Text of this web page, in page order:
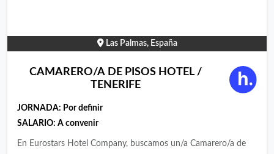
Las Palmas, España
CAMARERO/A DE PISOS HOTEL /
TENERIFE
JORNADA: Por definir
SALARIO: A convenir
En Eurostars Hotel Company, buscamos un/a Camarero/a de